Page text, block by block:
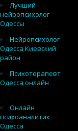
Лучший
нейропсихолог
Одессы
Нейропсихолог
Одесса Киевский
район
Психотерапевт
Одесса онлайн
Онлайн
психоаналитик
Одесса